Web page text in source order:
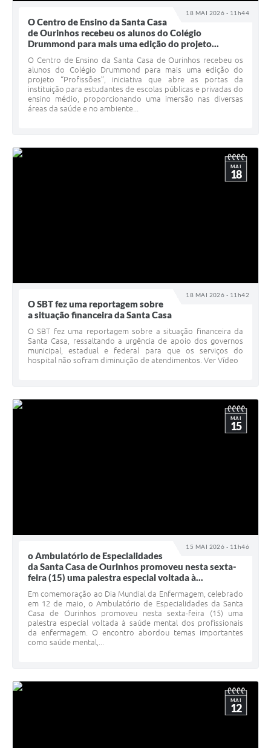
18 MAI 2026 - 11h44
O Centro de Ensino da Santa Casa
de Ourinhos recebeu os alunos do Colégio
Drummond para mais uma edição do projeto...
O Centro de Ensino da Santa Casa de Ourinhos recebeu os
alunos do Colégio Drummond para mais uma edição do
projeto “Profissões”, iniciativa que abre as portas da
instituição para estudantes de escolas públicas e privadas do
ensino médio, proporcionando uma imersão nas diversas
áreas da saúde e no ambiente...
18 MAI 2026 - 11h42
MAI
18
O SBT fez uma reportagem sobre
a situação financeira da Santa Casa
O SBT fez uma reportagem sobre a situação financeira da
Santa Casa, ressaltando a urgência de apoio dos governos
municipal, estadual e federal para que os serviços do
hospital não sofram diminuição de atendimentos. Ver Vídeo
15 MAI 2026 - 11h46
MAI
15
o Ambulatório de Especialidades
da Santa Casa de Ourinhos promoveu nesta sexta-
feira (15) uma palestra especial voltada à...
Em comemoração ao Dia Mundial da Enfermagem, celebrado
em 12 de maio, o Ambulatório de Especialidades da Santa
Casa de Ourinhos promoveu nesta sexta-feira (15) uma
palestra especial voltada à saúde mental dos profissionais
da enfermagem. O encontro abordou temas importantes
como saúde mental,...
MAI
12